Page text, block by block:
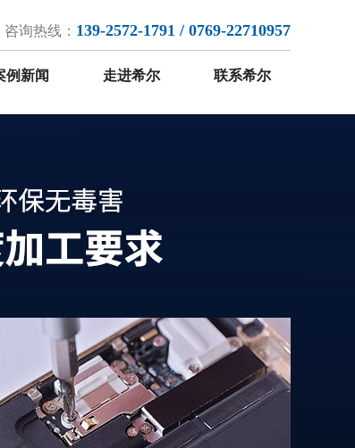
咨询热线： 139-2572-1791 / 0769-22710957
例新闻 走进希尔 联系希尔